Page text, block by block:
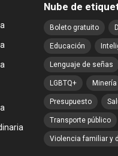
Nube de
Boleto gratuito
Educación
Lenguaje de señas
LGBTQ+ Minería
Presupuesto
Transporte público
Violencia familiar y